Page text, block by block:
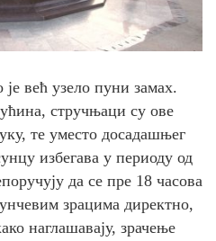
већ узело пуни замах.
стручњаци су ове
те уместо досадашњег
избегава у периоду од
да се пре 18 часова
зрацима директно,
наглашавају, зрачење